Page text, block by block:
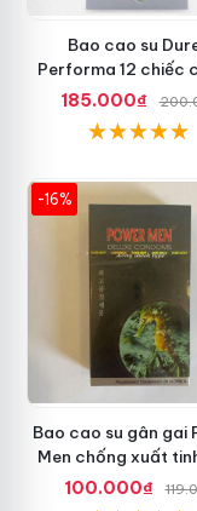
Bao cao su
Performa 12 chiếc
xuất tinh sớm chuẩn
Lan
185.000₫
-16%
Bao cao su gân gai
Men chống xuất
tăng khoái
100.000₫